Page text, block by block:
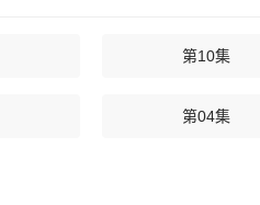
第10集
第04集